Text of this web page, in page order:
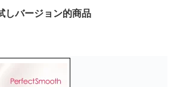
バージョン的商品